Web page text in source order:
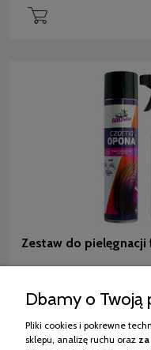
Zestaw do
81,97 zł
zawiera 23% VAT, bez kosztów
Dbamy o Twoją
Pliki cookies i pokrewne
sklepu, analizę ruchu oraz